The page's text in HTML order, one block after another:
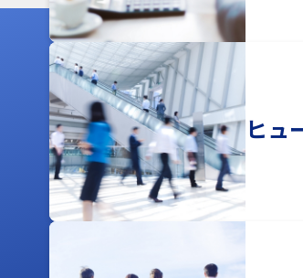
ヒュ